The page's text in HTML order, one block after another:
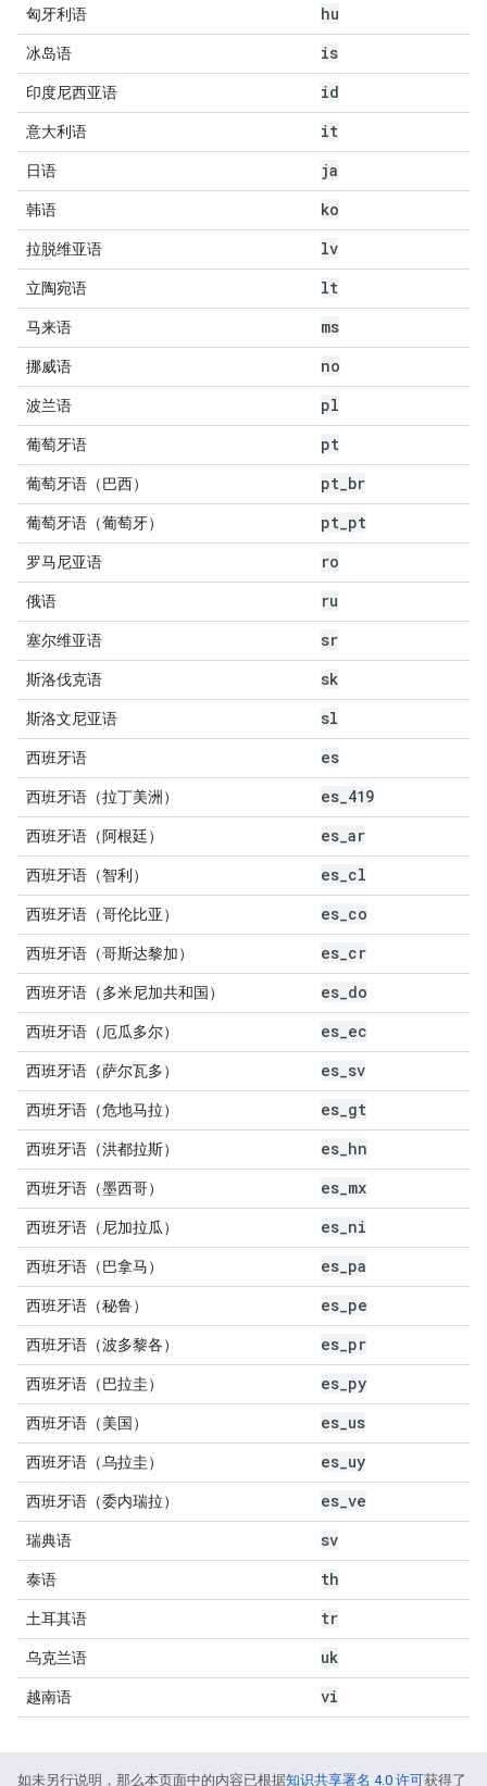
匈牙利语 hu
冰岛语 is
印度尼西亚语 id
意大利语 it
日语 ja
韩语 ko
拉脱维亚语 lv
立陶宛语 lt
马来语 ms
挪威语 no
波兰语 pl
葡萄牙语 pt
葡萄牙语（巴西） pt br
葡萄牙语（葡萄牙） pt pt
罗马尼亚语 ro
俄语 ru
塞尔维亚语 sr
斯洛伐克语 sk
斯洛文尼亚语 sl
西班牙语 es
西班牙语（拉丁美洲） es 419
西班牙语（阿根廷） es ar
西班牙语（智利） es cl
西班牙语（哥伦比亚） es co
西班牙语（哥斯达黎加） es cr
西班牙语（多米尼加共和国） es do
西班牙语（厄瓜多尔） es ec
西班牙语（萨尔瓦多） es sv
西班牙语（危地马拉） es gt
西班牙语（洪都拉斯） es hn
西班牙语（墨西哥） es mx
西班牙语（尼加拉瓜） es ni
西班牙语（巴拿马） es pa
西班牙语（秘鲁） es pe
西班牙语（波多黎各） es pr
西班牙语（巴拉圭） es py
西班牙语（美国） es us
西班牙语（乌拉圭） es uy
西班牙语（委内瑞拉） es ve
瑞典语 sv
泰语 th
土耳其语 tr
乌克兰语 uk
越南语 vi
如未另行说明，那么本页面中的内容已根据知识共享署名 4.0 许可获得了